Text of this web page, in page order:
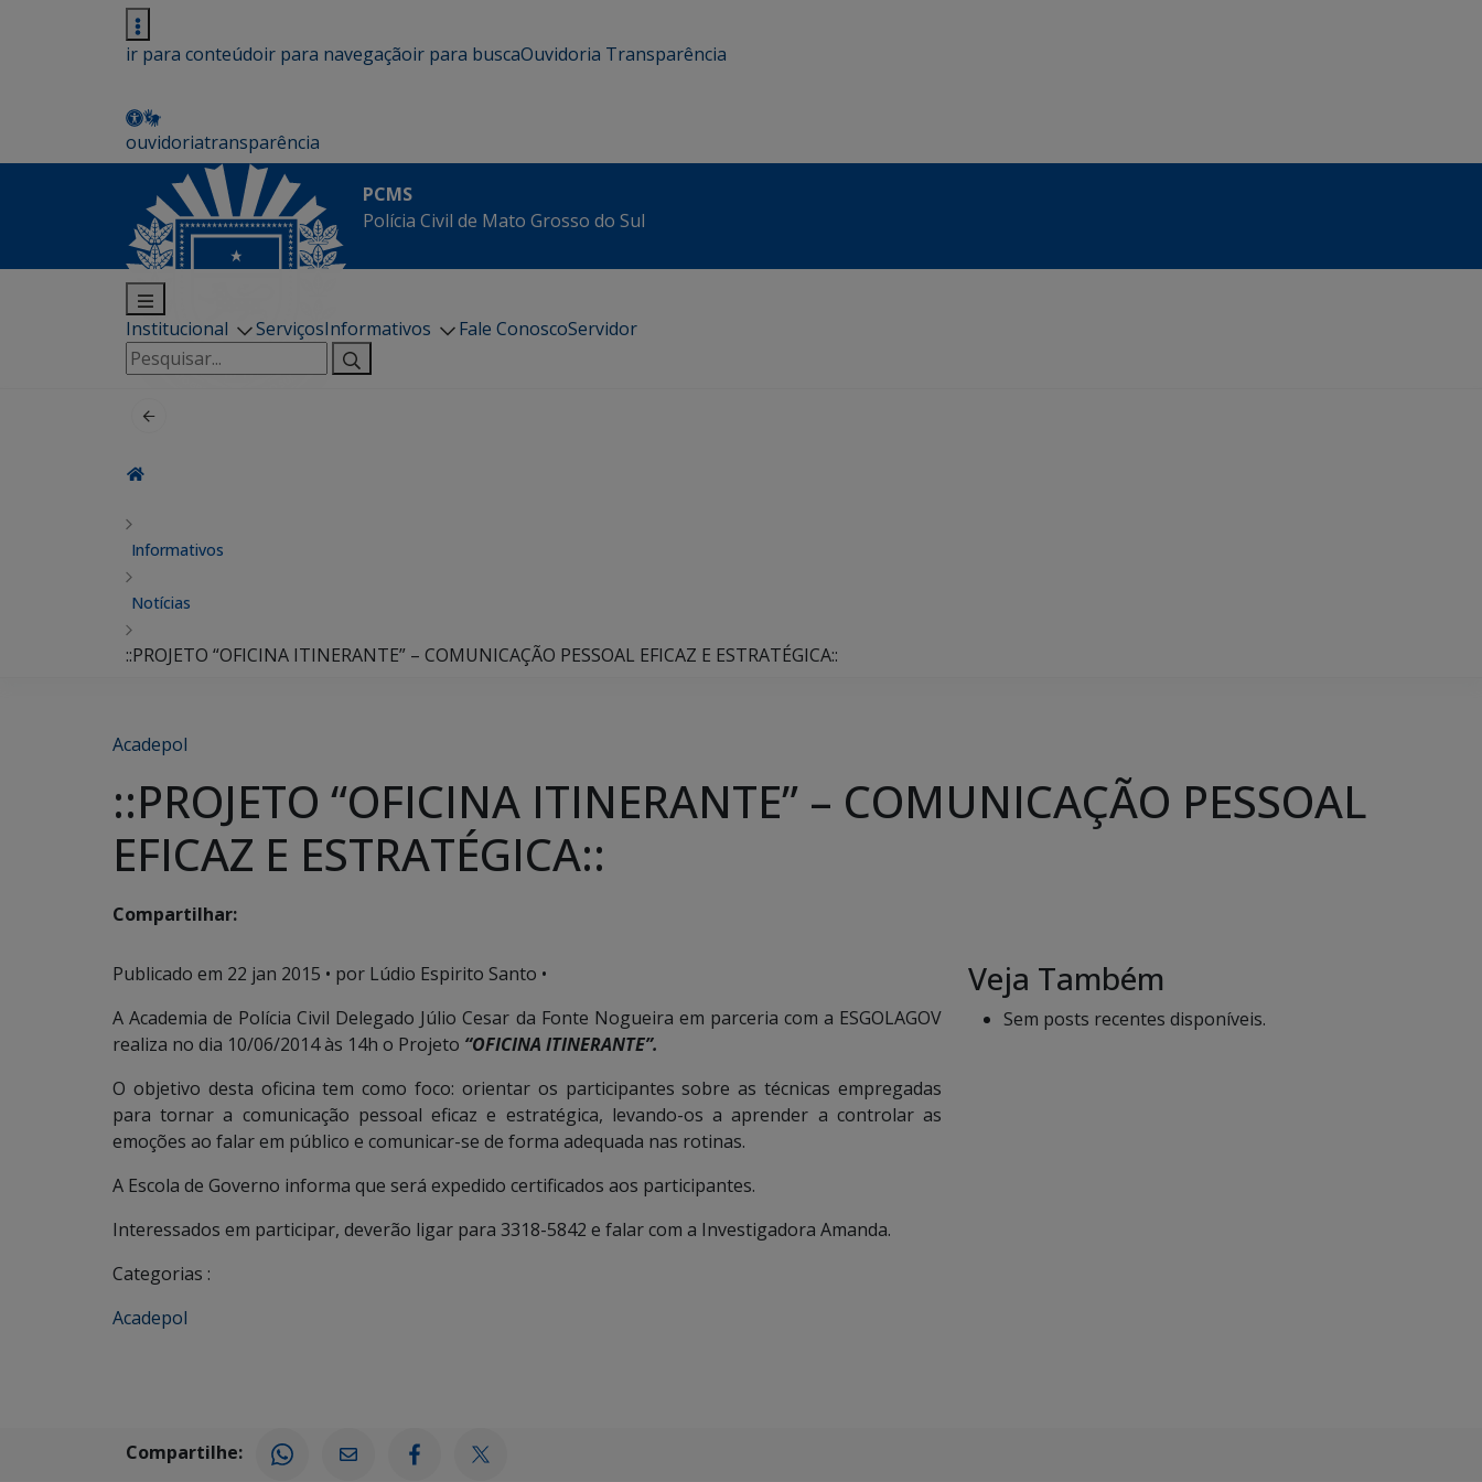
ir para conteúdoir para navegaçãoir para buscaOuvidoria Transparência
ouvidoriatransparência
PCMS
Polícia Civil de Mato Grosso do Sul
Institucional ServiçosInformativos Fale ConoscoServidor
Pesquisar
por:
Informativos
Notícias
::PROJETO “OFICINA ITINERANTE” – COMUNICAÇÃO PESSOAL EFICAZ E ESTRATÉGICA::
Acadepol
::PROJETO “OFICINA ITINERANTE” – COMUNICAÇÃO PESSOAL
EFICAZ E ESTRATÉGICA::
Compartilhar:
Publicado em 22 jan 2015 • por Lúdio Espirito Santo •
A Academia de Polícia Civil Delegado Júlio Cesar da Fonte Nogueira em parceria com a ESGOLAGOV
realiza no dia 10/06/2014 às 14h o Projeto “OFICINA ITINERANTE”.
O objetivo desta oficina tem como foco: orientar os participantes sobre as técnicas empregadas
para tornar a comunicação pessoal eficaz e estratégica, levando-os a aprender a controlar as
emoções ao falar em público e comunicar-se de forma adequada nas rotinas.
A Escola de Governo informa que será expedido certificados aos participantes.
Interessados em participar, deverão ligar para 3318-5842 e falar com a Investigadora Amanda.
Categorias :
Acadepol
Veja Também
Sem posts recentes disponíveis.
Compartilhe: